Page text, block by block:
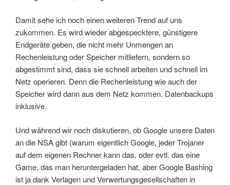
Damit sehe ich noch einen weiteren Trend auf uns
zukommen. Es wird wieder abgespecktere, günstigere
Endgeräte geben, die nicht mehr Unmengen an
Rechenleistung oder Speicher mitliefern, sondern so
abgestimmt sind, dass sie schnell arbeiten und schnell im
Netz operieren. Denn die Rechenleistung wie auch der
Speicher wird dann aus dem Netz kommen. Datenbackups
inklusive.
Und während wir noch diskutieren, ob Google unsere Daten
an die NSA gibt (warum eigentlich Google, jeder Trojaner
auf dem eigenen Rechner kann das, oder evtl. das eine
Game, das man heruntergeladen hat, aber Google Bashing
ist ja dank Verlagen und Verwertungsgesellschaften in